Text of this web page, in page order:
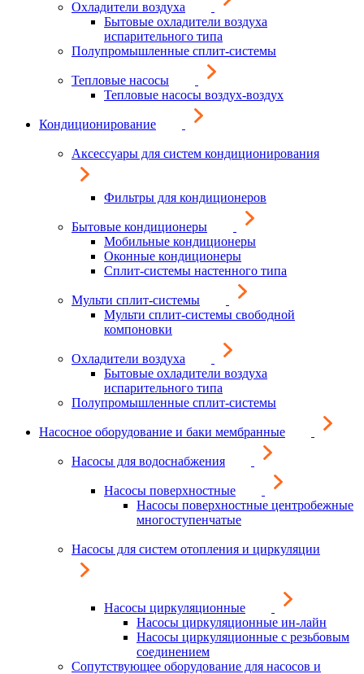
Охладители воздуха
Бытовые охладители воздуха
испарительного типа
Полупромышленные сплит-системы
Тепловые насосы
Тепловые насосы воздух-воздух
Кондиционирование
Аксессуары для систем кондиционирования
Фильтры для кондиционеров
Бытовые кондиционеры
Мобильные кондиционеры
Оконные кондиционеры
Сплит-системы настенного типа
Мульти сплит-системы
Мульти сплит-системы свободной
компоновки
Охладители воздуха
Бытовые охладители воздуха
испарительного типа
Полупромышленные сплит-системы
Насосное оборудование и баки мембранные
Насосы для водоснабжения
Насосы поверхностные
Насосы поверхностные центробежные
многоступенчатые
Насосы для систем отопления и циркуляции
Насосы циркуляционные
Насосы циркуляционные ин-лайн
Насосы циркуляционные с резьбовым
соединением
Сопутствующее оборудование для насосов и